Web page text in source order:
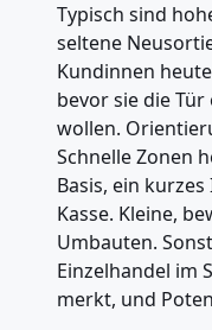
Typisch sind
seltene
Kundinnen
bevor sie die Tür
wollen.
Schnelle Zonen
Basis, ein
Kasse. Kleine,
Umbauten.
Einzelhandel im
merkt, und